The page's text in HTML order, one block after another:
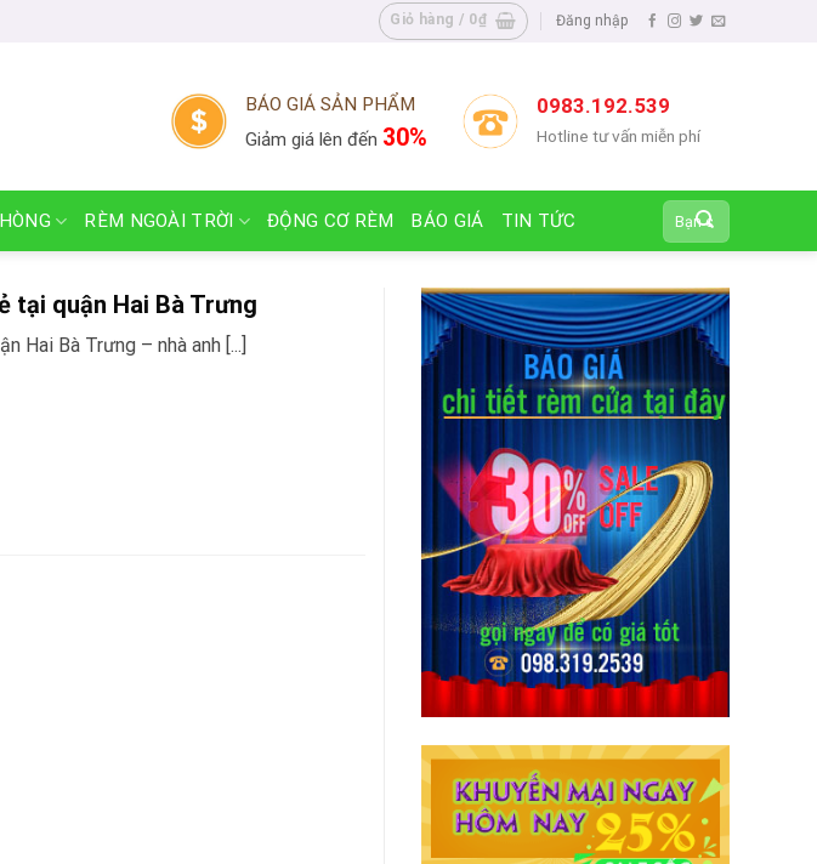
Giỏ hàng / 0₫ Đăng nhập
BÁO GIÁ SẢN PHẨM
Giảm giá lên đến 30%
0983.192.539
Hotline tư vấn miễn phí
RÈM NGOÀI TRỜI ĐỘNG CƠ RÈM BÁO GIÁ TIN TỨC
Tìm
kiếm:
tại quận Hai Bà Trưng
Hai Bà Trưng – nhà anh [...]